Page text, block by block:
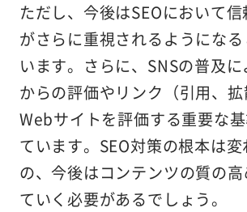
ただし、今後はSEOにおいて
がさらに重視されるようにな
います。さらに、SNSの普及
からの評価やリンク（引用、
Webサイトを評価する重要な
ています。SEO対策の根本は
の、今後はコンテンツの質の
ていく必要があるでしょう。